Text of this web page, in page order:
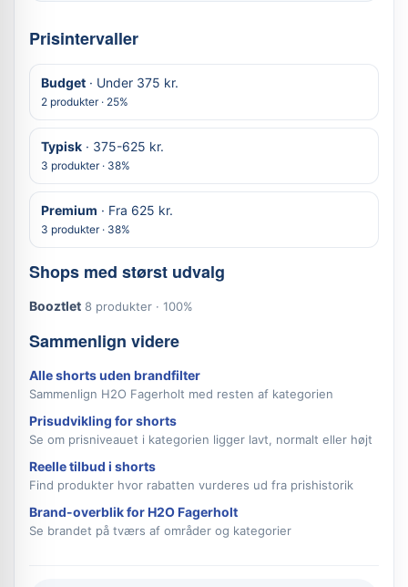
Prisintervaller
Budget · Under 375 kr.
2 produkter · 25%
Typisk · 375-625 kr.
3 produkter · 38%
Premium · Fra 625 kr.
3 produkter · 38%
Shops med størst udvalg
Booztlet 8 produkter · 100%
Sammenlign videre
Alle shorts uden brandfilter
Sammenlign H2O Fagerholt med resten af kategorien
Prisudvikling for shorts
Se om prisniveauet i kategorien ligger lavt, normalt eller højt
Reelle tilbud i shorts
Find produkter hvor rabatten vurderes ud fra prishistorik
Brand-overblik for H2O Fagerholt
Se brandet på tværs af områder og kategorier